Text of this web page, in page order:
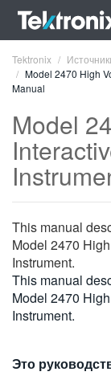
ENGLISH
FRANÇAIS
DEUTSCH
VIỆT NAM
简体中文
日本語
繁體中文
Tektronix
Model 2470 High
Manual
Model
This manual
Model 2470
Instrument.
This manual
Model 2470
Instrument.
Это